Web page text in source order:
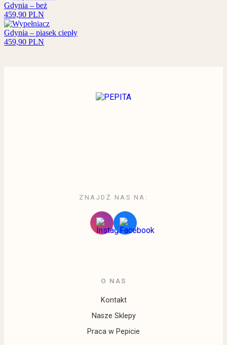
Gdynia – beż
459,90 PLN
Gdynia – piasek ciepły
459,90 PLN
ZNAJDŹ NAS NA:
O NAS
Kontakt
Nasze Sklepy
Praca w Pepicie